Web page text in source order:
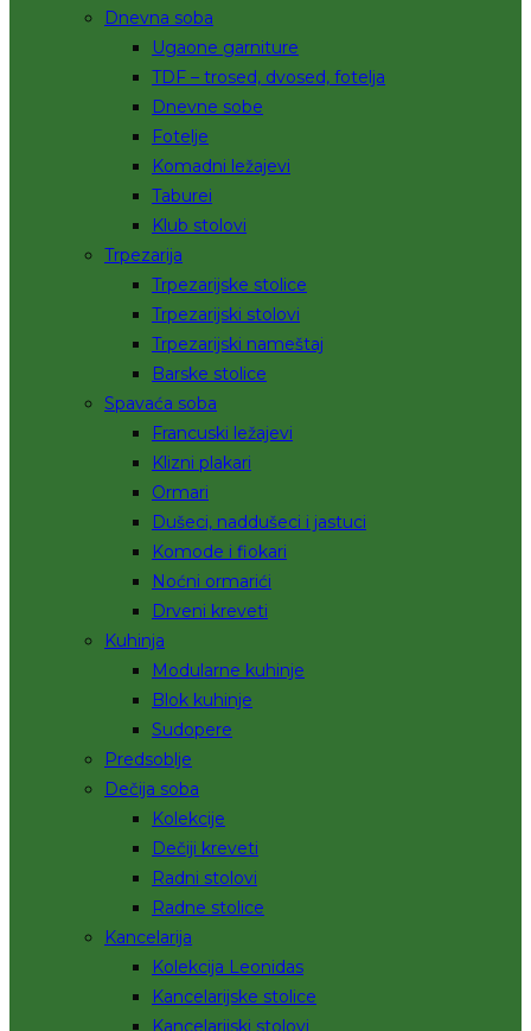
Dnevna soba
Ugaone garniture
TDF – trosed, dvosed, fotelja
Dnevne sobe
Fotelje
Komadni ležajevi
Taburei
Klub stolovi
Trpezarija
Trpezarijske stolice
Trpezarijski stolovi
Trpezarijski nameštaj
Barske stolice
Spavaća soba
Francuski ležajevi
Klizni plakari
Ormari
Dušeci, naddušeci i jastuci
Komode i fiokari
Noćni ormarići
Drveni kreveti
Kuhinja
Modularne kuhinje
Blok kuhinje
Sudopere
Predsoblje
Dečija soba
Kolekcije
Dečiji kreveti
Radni stolovi
Radne stolice
Kancelarija
Kolekcija Leonidas
Kancelarijske stolice
Kancelarijski stolovi